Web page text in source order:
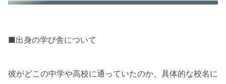
■出身の学び舎について
彼がどこの中学や高校に通っていたのか、具体的な校名に